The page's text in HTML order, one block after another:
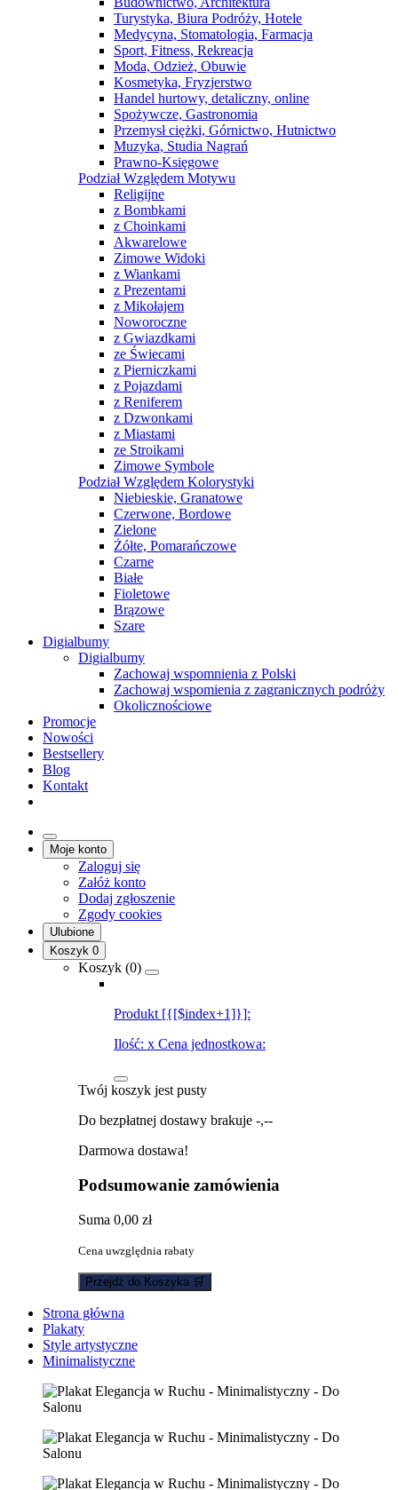
Turystyka, Biura Podróży, Hotele
Medycyna, Stomatologia, Farmacja
Sport, Fitness, Rekreacja
Moda, Odzież, Obuwie
Kosmetyka, Fryzjerstwo
Handel hurtowy, detaliczny, online
Spożywcze, Gastronomia
Przemysł ciężki, Górnictwo, Hutnictwo
Muzyka, Studia Nagrań
Prawno-Księgowe
Podział Względem Motywu
Religijne
z Bombkami
z Choinkami
Akwarelowe
Zimowe Widoki
z Wiankami
z Prezentami
z Mikołajem
Noworoczne
z Gwiazdkami
ze Świecami
z Pierniczkami
z Pojazdami
z Reniferem
z Dzwonkami
z Miastami
ze Stroikami
Zimowe Symbole
Podział Względem Kolorystyki
Niebieskie, Granatowe
Czerwone, Bordowe
Zielone
Żółte, Pomarańczowe
Czarne
Białe
Fioletowe
Brązowe
Szare
Digialbumy
Digialbumy
Zachowaj wspomnienia z Polski
Zachowaj wspomienia z zagranicznych podróży
Okolicznościowe
Promocje
Nowości
Bestsellery
Blog
Kontakt
Moje konto
Zaloguj się
Załóż konto
Dodaj zgłoszenie
Zgody cookies
Ulubione
Koszyk 0
Koszyk (0)
Produkt [{[$index+1]}]:
Ilość: x Cena jednostkowa:
Twój koszyk jest pusty
Do bezpłatnej dostawy brakuje -,--
Darmowa dostawa!
Podsumowanie zamówienia
Suma 0,00 zł
Cena uwzględnia rabaty
Przejdź do Koszyka 🛒
Strona główna
Plakaty
Style artystyczne
Minimalistyczne